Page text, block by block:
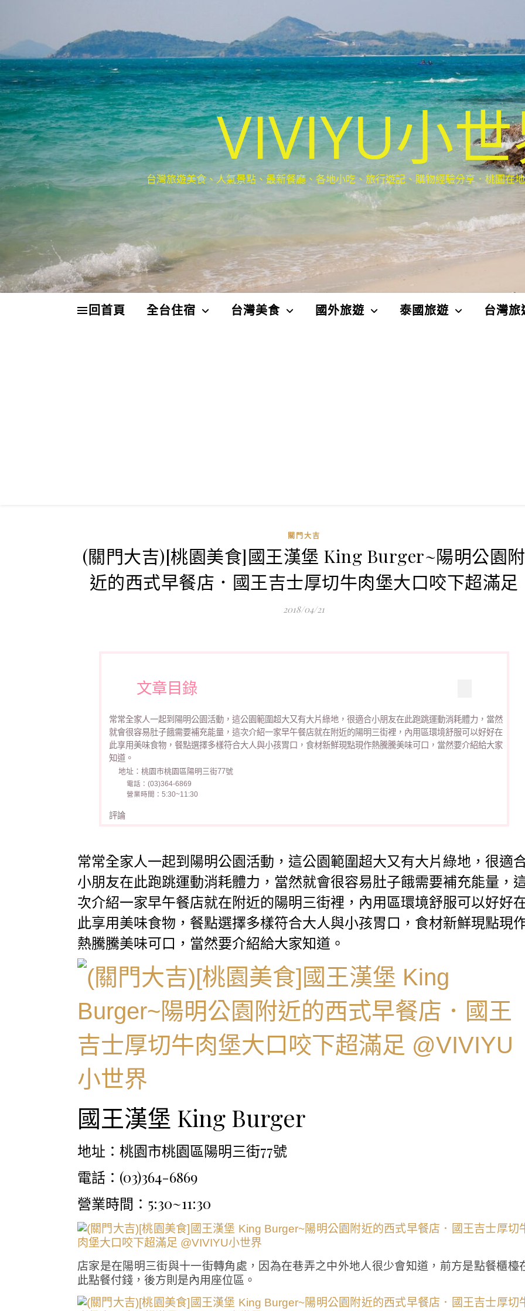
VIVIYU小
台灣旅遊美食、人氣景點、最新餐廳、各地小吃、旅行遊記、購物經驗分享．桃園在
回首頁 全台住宿 台灣美食 國外旅遊 泰國旅遊 台灣旅
關門大吉
(關門大吉)[桃園美食]國王漢堡 King Burger~陽明公園附
近的西式早餐店．國王吉士厚切牛肉堡大口咬下超滿足
2018/04/21
文章目錄
常常全家人一起到陽明公園活動，這公園範圍超大又有大片綠地，很適合小朋友在此跑跳運動消耗體力，當然
就會很容易肚子餓需要補充能量，這次介紹一家早午餐店就在附近的陽明三街裡，內用區環境舒服可以好好在
此享用美味食物，餐點選擇多樣符合大人與小孩胃口，食材新鮮現點現作熱騰騰美味可口，當然要介紹給大家
知道。
地址：桃園市桃園區陽明三街77號
電話：(03)364-6869
營業時間：5:30~11:30
評論
常常全家人一起到陽明公園活動，這公園範圍超大又有大片綠地，很適
小朋友在此跑跳運動消耗體力，當然就會很容易肚子餓需要補充能量，
次介紹一家早午餐店就在附近的陽明三街裡，內用區環境舒服可以好好
此享用美味食物，餐點選擇多樣符合大人與小孩胃口，食材新鮮現點現
熱騰騰美味可口，當然要介紹給大家知道。
國王漢堡 King Burger
地址：桃園市桃園區陽明三街77號
電話：(03)364-6869
營業時間：5:30~11:30
店家是在陽明三街與十一街轉角處，因為在巷弄之中外地人很少會知道，前方是點餐櫃檯
此點餐付錢，後方則是內用座位區。